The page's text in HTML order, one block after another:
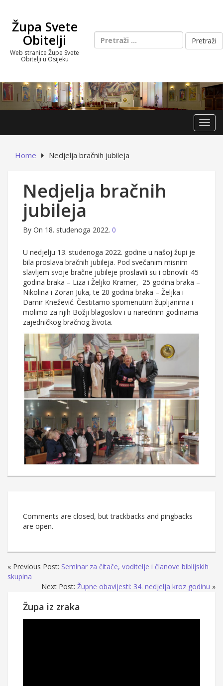
contentŽupa Svete
Obitelji
Web stranice Župe Svete
Obitelji u Osijeku
Pretraži:
Home Nedjelja bračnih jubileja
Nedjelja bračnih
jubileja
By On 18. studenoga 2022. 0
U nedjelju 13. studenoga 2022. godine u našoj župi je
bila proslava bračnih jubileja. Pod svečanim misnim
slavljem svoje bračne jubileje proslavili su i obnovili: 45
godina braka – Liza i Željko Kramer, 25 godina braka –
Nikolina i Zoran Juka, te 20 godina braka – Željka i
Damir Knežević. Čestitamo spomenutim župljanima i
molimo za njih Božji blagoslov i u narednim godinama
zajedničkog bračnog života.
Comments are closed, but trackbacks and pingbacks
are open.
« Previous Post: Seminar za čitače, voditelje i članove biblijskih
skupina
Next Post: Župne obavijesti: 34. nedjelja kroz godinu »
Župa iz zraka